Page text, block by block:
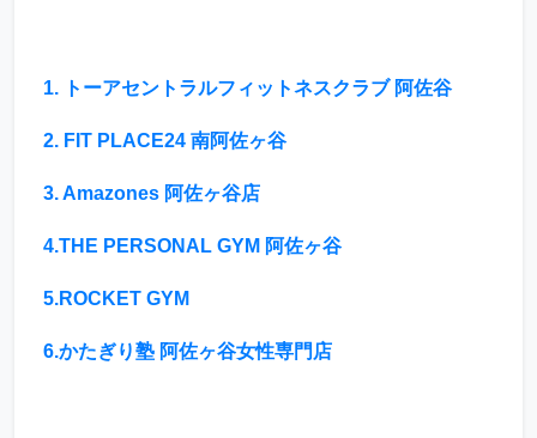
1. トーアセントラルフィットネスクラブ 阿佐谷
2. FIT PLACE24 南阿佐ヶ谷
3. Amazones 阿佐ヶ谷店
4.THE PERSONAL GYM 阿佐ヶ谷
5.ROCKET GYM
6.かたぎり塾 阿佐ヶ谷女性専門店